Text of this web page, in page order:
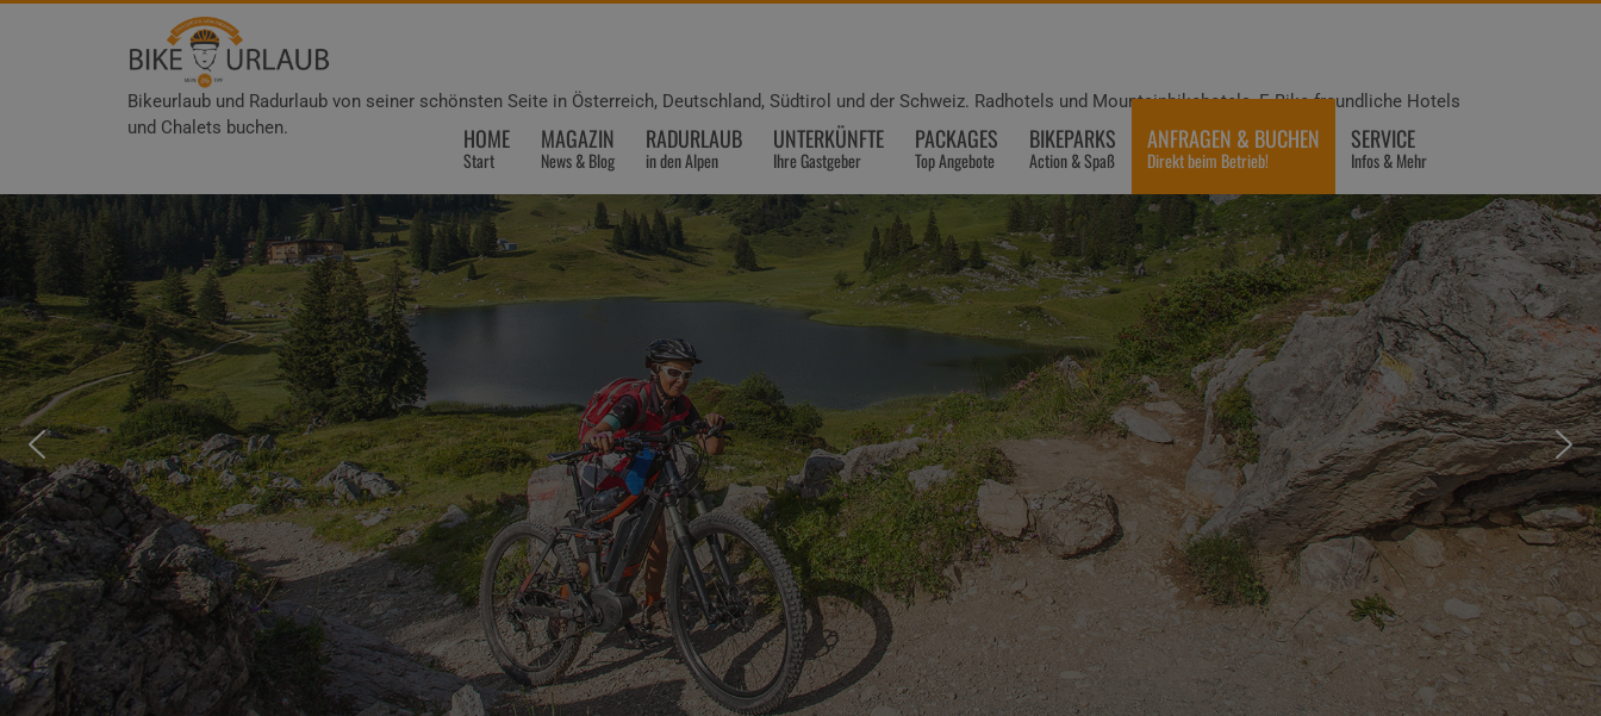
Bikeurlaub und Radurlaub von seiner schönsten Seite in Österreich, Deutschland, Südtirol und der Schweiz. Radhotels und Mountainbikehotels, E-Bike freundliche Hotels
und Chalets buchen.
HOME
Start
MAGAZIN
News & Blog
RADURLAUB
in den Alpen
UNTERKÜNFTE
Ihre Gastgeber
PACKAGES
Top Angebote
BIKEPARKS
Action & Spaß
ANFRAGEN & BUCHEN
Direkt beim Betrieb!
SERVICE
Infos & Mehr